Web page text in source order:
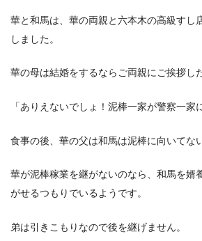
華と和馬は、華の両親と六本木の高級すし
しました。
華の母は結婚をするならご両親にご挨拶し
「ありえないでしょ！泥棒一家が警察一家
食事の後、華の父は和馬は泥棒に向いてな
華が泥棒稼業を継がないのなら、和馬を婿
がせるつもりでいるようです。
弟は引きこもりなので後を継げません。